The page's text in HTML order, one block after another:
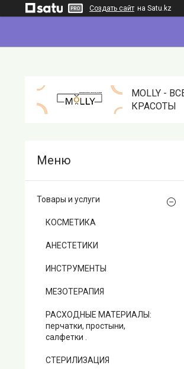
Создать сайт на Satu.kz
MOLLY -
КРАСОТЫ
Товары и услуги
КОСМЕТИКА
АНЕСТЕТИКИ
ИНСТРУМЕНТЫ
МЕЗОТЕРАПИЯ
РАСХОДНЫЕ МАТЕРИАЛЫ:
перчатки, простыни,
салфетки .
СТЕРИЛИЗАЦИЯ